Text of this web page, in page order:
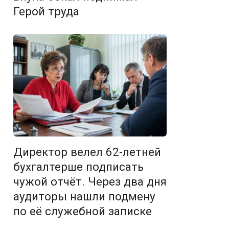
Герой труда
Директор велел 62-летней
бухгалтерше подписать
чужой отчёт. Через два дня
аудиторы нашли подмену
по её служебной записке